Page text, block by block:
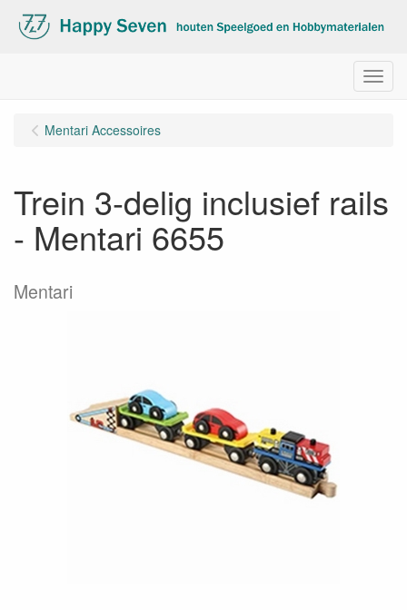
Menu
Mentari Accessoires
Trein 3-delig inclusief rails
- Mentari 6655
Mentari